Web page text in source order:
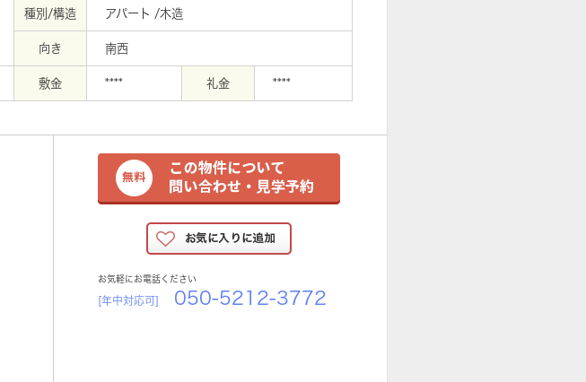
種別/構造 アパート /木造
向き 南西
敷金 **** 礼金 ****
お気軽にお電話ください
[年中対応可] 050-5212-3772